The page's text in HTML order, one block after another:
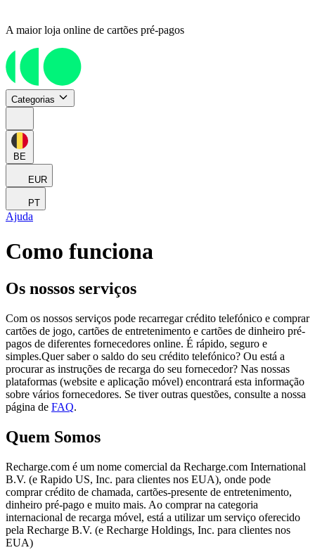
A maior loja online de cartões pré-pagos
Categorias
BE
EUR
PT
Ajuda
Como funciona
Os nossos serviços
Com os nossos serviços pode recarregar crédito telefónico e comprar
cartões de jogo, cartões de entretenimento e cartões de dinheiro pré-
pagos de diferentes fornecedores online. É rápido, seguro e
simples.Quer saber o saldo do seu crédito telefónico? Ou está a
procurar as instruções de recarga do seu fornecedor? Nas nossas
plataformas (website e aplicação móvel) encontrará esta informação
sobre vários fornecedores. Se tiver outras questões, consulte a nossa
página de FAQ.
Quem Somos
Recharge.com é um nome comercial da Recharge.com International
B.V. (e Rapido US, Inc. para clientes nos EUA), onde pode
comprar crédito de chamada, cartões-presente de entretenimento,
dinheiro pré-pago e muito mais. Ao comprar na categoria
internacional de recarga móvel, está a utilizar um serviço oferecido
pela Recharge B.V. (e Recharge Holdings, Inc. para clientes nos
EUA)